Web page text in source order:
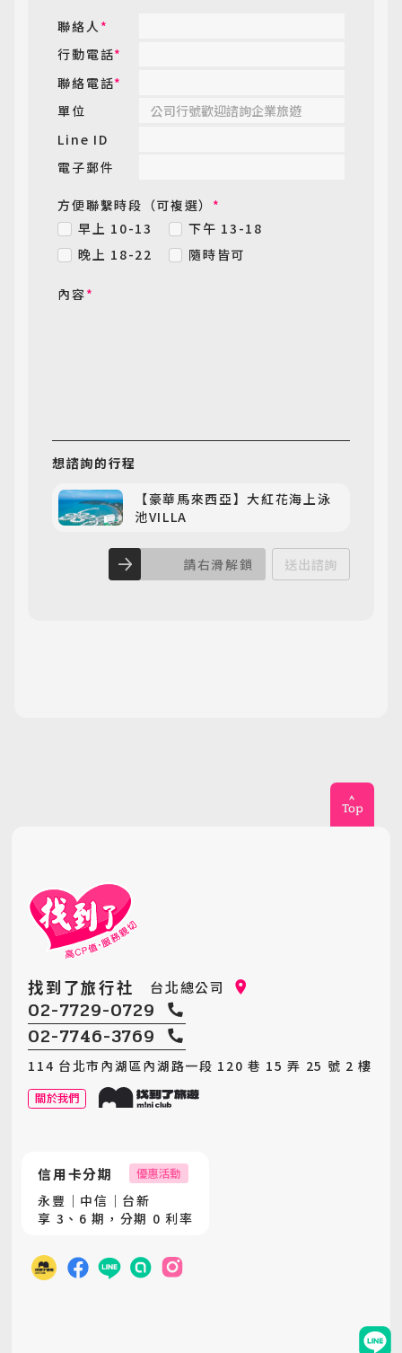
聯絡人*
行動電話*
聯絡電話*
單位
Line ID
電子郵件
方便聯繫時段（可複選） *
早上 10-13
下午 13-18
晚上 18-22
隨時皆可
內容*
想諮詢的行程
【豪華馬來西亞】大紅花海上泳
池VILLA
請右滑解鎖 送出諮詢
找到了旅行社 台北總公司
02-7729-0729
02-7746-3769
114 台北市內湖區內湖路一段 120 巷 15 弄 25 號 2 樓
關於我們
信用卡分期 優惠活動
永豐｜中信｜台新
享 3、6 期，分期 0 利率